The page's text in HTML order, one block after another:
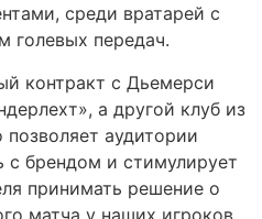
среди вратарей с
голевых передач.
контракт с Дьемерси
а другой клуб из
аудитории
с брендом и стимулирует
принимать решение о
матча у наших игроков